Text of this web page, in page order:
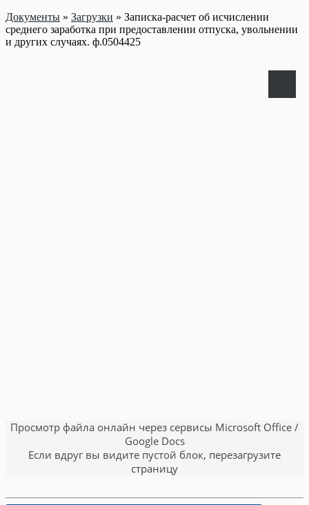
Документы » Загрузки » Записка-расчет об исчислении
среднего заработка при предоставлении отпуска, увольнении
и других случаях. ф.0504425
Просмотр файла онлайн через сервисы Microsoft Office /
Google Docs
Если вдруг вы видите пустой блок, перезагрузите
страницу